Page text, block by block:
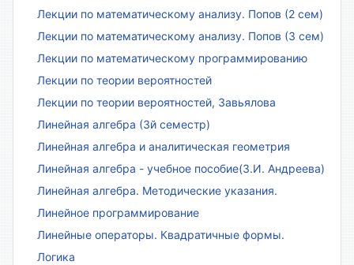
Лекции по математическому анализу. Попов (2 сем)
Лекции по математическому анализу. Попов (3 сем)
Лекции по математическому программированию
Лекции по теории вероятностей
Лекции по теории вероятностей, Завьялова
Линейная алгебра (3й семестр)
Линейная алгебра и аналитическая геометрия
Линейная алгебра - учебное пособие(З.И. Андреева)
Линейная алгебра. Методические указания.
Линейное программирование
Линейные операторы. Квадратичные формы.
Логика